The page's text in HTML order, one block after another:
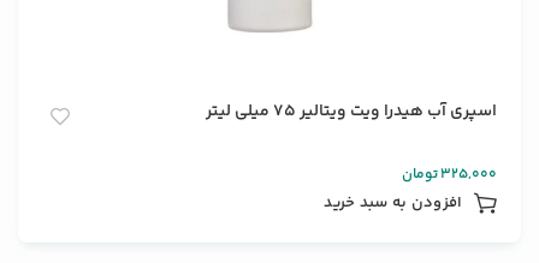
اسپری آب هیدرا ویت ویتالیر 75 میلی لیتر
325,000تومان
افزودن به سبد خرید